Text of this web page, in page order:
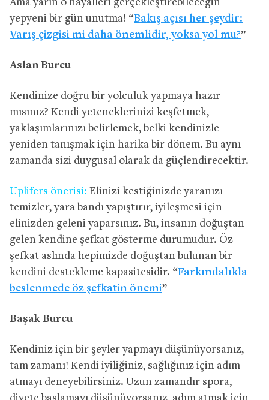
Ama yarın o hayalleri gerçekleştirebileceğin
yepyeni bir gün unutma! “Bakış açısı her şeydir:
Varış çizgisi mi daha önemlidir, yoksa yol mu?”
Aslan Burcu
Kendinize doğru bir yolculuk yapmaya hazır
mısınız? Kendi yeteneklerinizi keşfetmek,
yaklaşımlarınızı belirlemek, belki kendinizle
yeniden tanışmak için harika bir dönem. Bu aynı
zamanda sizi duygusal olarak da güçlendirecektir.
Uplifers önerisi: Elinizi kestiğinizde yaranızı
temizler, yara bandı yapıştırır, iyileşmesi için
elinizden geleni yaparsınız. Bu, insanın doğuştan
gelen kendine şefkat gösterme durumudur. Öz
şefkat aslında hepimizde doğuştan bulunan bir
kendini destekleme kapasitesidir. “Farkındalıkla
beslenmede öz şefkatin önemi”
Başak Burcu
Kendiniz için bir şeyler yapmayı düşünüyorsanız,
tam zamanı! Kendi iyiliğiniz, sağlığınız için adım
atmayı deneyebilirsiniz. Uzun zamandır spora,